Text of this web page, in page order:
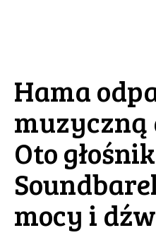
Hama
Oto głośnik
mocy i